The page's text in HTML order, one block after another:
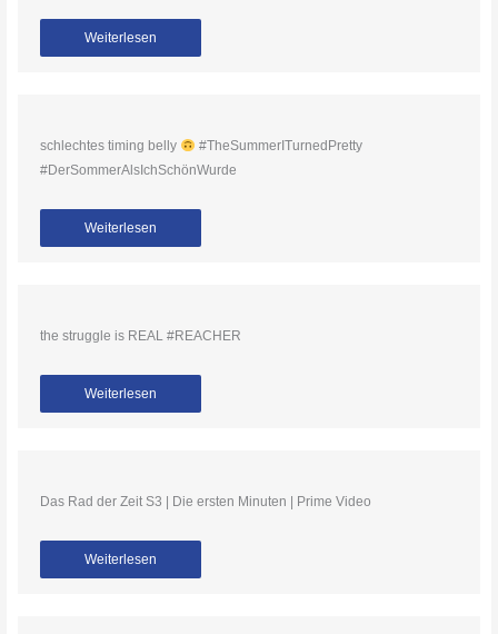
Weiterlesen
schlechtes timing belly
#TheSummerITurnedPretty
#DerSommerAlsIchSchönWurde
Weiterlesen
the struggle is REAL #REACHER
Weiterlesen
Das Rad der Zeit S3 | Die ersten Minuten | Prime Video
Weiterlesen